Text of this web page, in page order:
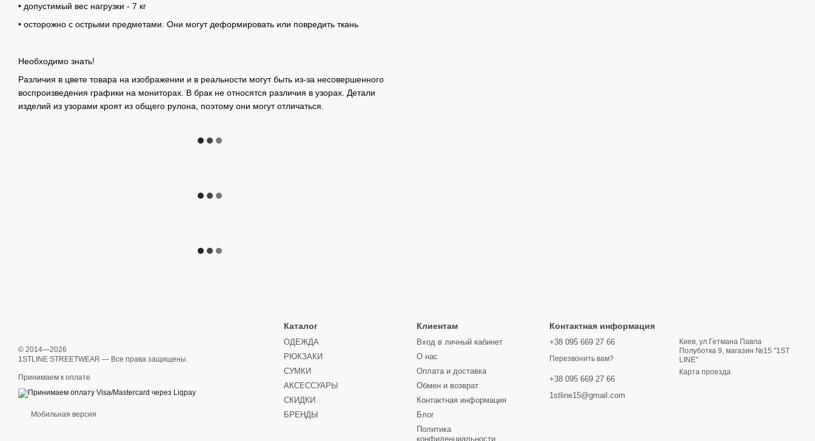
• допустимый вес нагрузки - 7 кг
• осторожно с острыми предметами. Они могут деформировать или повредить ткань
Необходимо знать!
Различия в цвете товара на изображении и в реальности могут быть из-за несовершенного
воспроизведения графики на мониторах. В брак не относятся различия в узорах. Детали
изделий из узорами кроят из общего рулона, поэтому они могут отличаться.
© 2014—2026
1STLINE STREETWEAR — Все права защищены.
Принимаем к оплате
Мобильная версия
Каталог
ОДЕЖДА
РЮКЗАКИ
СУМКИ
АКСЕССУАРЫ
СКИДКИ
БРЕНДЫ
Клиентам
Вход в личный кабинет
О нас
Оплата и доставка
Обмен и возврат
Контактная информация
Блог
Политика
конфиденциальности
Контактная информация
+38 095 669 27 66
Перезвонить вам?
+38 095 669 27 66
1stline15@gmail.com
Киев, ул.Гетмана Павла
Полуботка 9, магазин №15 "1ST
LINE"
Карта проезда